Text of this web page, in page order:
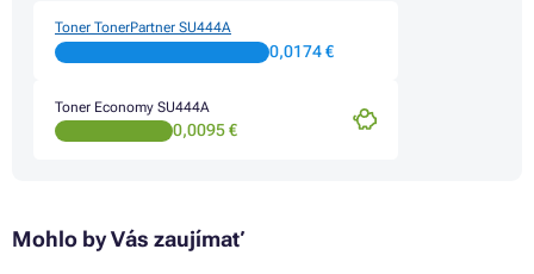
Toner TonerPartner SU444A
0,0174 €
Toner Economy SU444A
0,0095 €
Mohlo by Vás zaujímať